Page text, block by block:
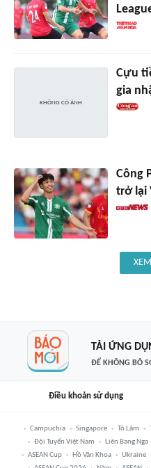
Cựu
gia
Công
trở lại
TẢI ỨNG
ĐỂ KHÔNG BỎ
Điều khoản sử dụng
Campuchia Singapore Tô Lâm
Đội Tuyển Việt Nam
Liên Bang Nga
ASEAN Cup
Hồ Văn Khoa Ukraine